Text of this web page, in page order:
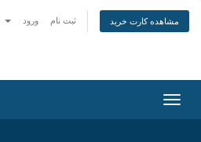
ورود ثبت نام مشاهده کارت خرید
تغییر